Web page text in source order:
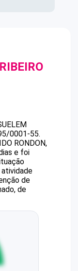
0001-55.
RONDON,
e foi
atividade
de
de